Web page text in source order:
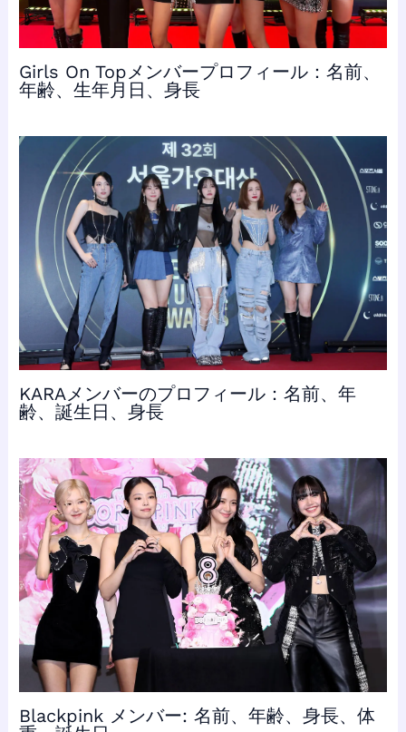
Girls On Topメンバープロフィール：名前、
年齢、生年月日、身長
KARAメンバーのプロフィール：名前、年
齢、誕生日、身長
Blackpink メンバー: 名前、年齢、身長、体